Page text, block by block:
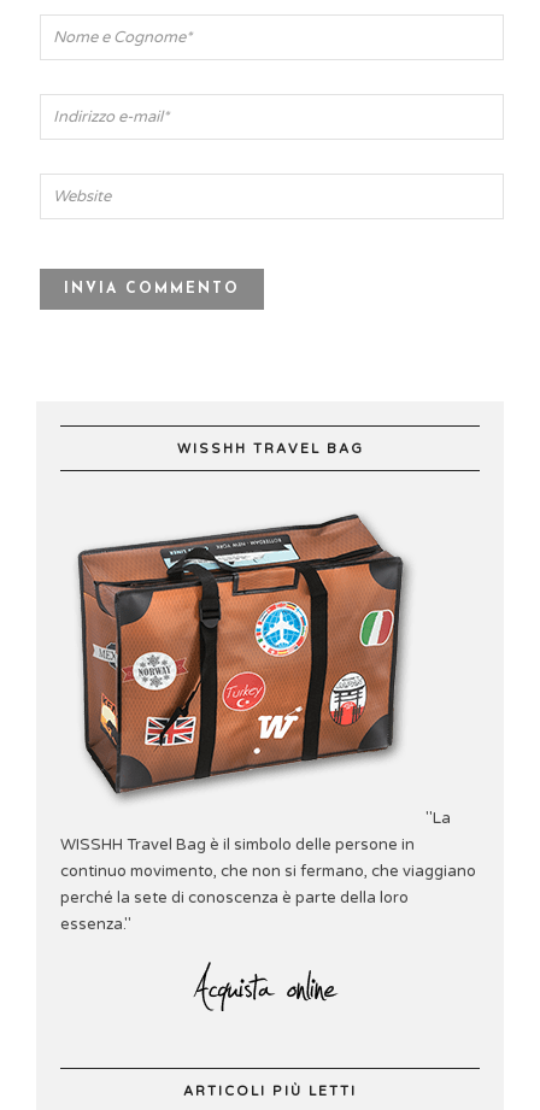
WISSHH TRAVEL BAG
"La
WISSHH Travel Bag è il simbolo delle persone in
continuo movimento, che non si fermano, che viaggiano
perché la sete di conoscenza è parte della loro
essenza."
ARTICOLI PIÙ LETTI